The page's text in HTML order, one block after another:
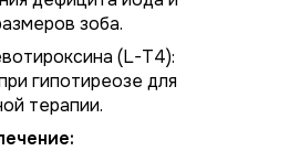
зоба.
(L-T4):
гипотиреозе для
терапии.